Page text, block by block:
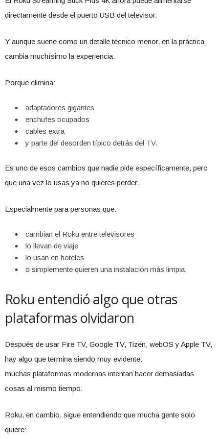
directamente desde el puerto USB del televisor.
Y aunque suene como un detalle técnico menor, en la práctica
cambia muchísimo la experiencia.
Porque elimina:
adaptadores gigantes
enchufes ocupados
cables extra
y parte del desorden típico detrás del TV.
Es uno de esos cambios que nadie pide específicamente, pero
que una vez lo usas ya no quieres perder.
Especialmente para personas que:
cambian el Roku entre televisores
lo llevan de viaje
lo usan en hoteles
o simplemente quieren una instalación más limpia.
Roku entendió algo que otras
plataformas olvidaron
Después de usar Fire TV, Google TV, Tizen, webOS y Apple TV,
hay algo que termina siendo muy evidente:
muchas plataformas modernas intentan hacer demasiadas
cosas al mismo tiempo.
Roku, en cambio, sigue entendiendo que mucha gente solo
quiere: